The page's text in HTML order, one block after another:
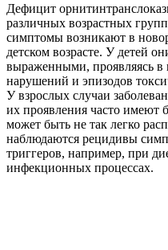
Дефицит
различных возрастных
симптомы возникают в
детском возрасте. У детей
выраженными, проявляясь в
нарушений и эпизодов
У взрослых случаи
их проявления часто имеют
может быть не так легко
наблюдаются рецидивы
триггеров, например, при
инфекционных процессах.